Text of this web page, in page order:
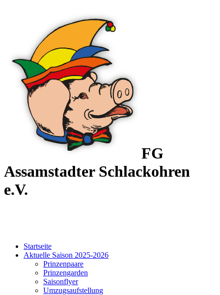
FG
Assamstadter Schlackohren
e.V.
Startseite
Aktuelle Saison 2025-2026
Prinzenpaare
Prinzengarden
Saisonflyer
Umzugsaufstellung